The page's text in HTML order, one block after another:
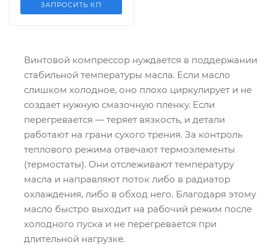
ЗАПРОСИТЬ КП
Винтовой компрессор нуждается в поддержании
стабильной температуры масла. Если масло
слишком холодное, оно плохо циркулирует и не
создает нужную смазочную пленку. Если
перегревается — теряет вязкость, и детали
работают на грани сухого трения. За контроль
теплового режима отвечают термоэлементы
(термостаты). Они отслеживают температуру
масла и направляют поток либо в радиатор
охлаждения, либо в обход него. Благодаря этому
масло быстро выходит на рабочий режим после
холодного пуска и не перегревается при
длительной нагрузке.